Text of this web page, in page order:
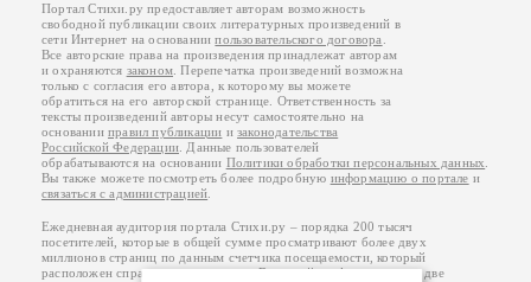
Портал Стихи.ру предоставляет авторам возможность
свободной публикации своих литературных произведений в
сети Интернет на основаниипользовательского договора
Все авторские права на произведения принадлежат авторам
и охраняются законом . Перепечатка произведений возможна
только с согласия его автора, к которому вы можете
обратиться на его авторской странице. Ответственность за
тексты произведений авторы несут самостоятельно на
основанииправил публикации изаконодательства
Российской Федерации . Данные пользователей
обрабатываются на основании Политики обработки персональных данных
Вы также можете посмотреть более подробную информацию о портале и
связаться с администрацией
Ежедневная аудитория портала Стихи.ру – порядка 200 тысяч
посетителей, которые в общей сумме просматривают более двух
миллионов страниц по данным счетчика посещаемости, который
расположен справа от этого текста. В каждой графе указано по две